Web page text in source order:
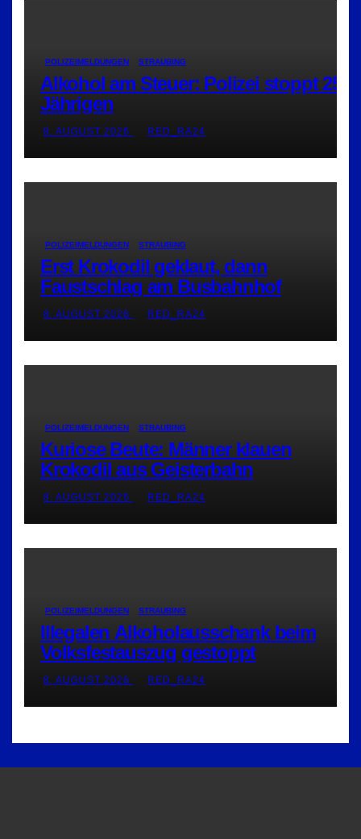
POLIZEIMELDUNGEN STRAUBING
Alkohol am Steuer: Polizei stoppt 25-
Jährigen
8. AUGUST 2026 RED_RA24
POLIZEIMELDUNGEN STRAUBING
Erst Krokodil geklaut, dann
Faustschlag am Busbahnhof
8. AUGUST 2026 RED_RA24
POLIZEIMELDUNGEN STRAUBING
Kuriose Beute: Männer klauen
Krokodil aus Geisterbahn
8. AUGUST 2026 RED_RA24
POLIZEIMELDUNGEN STRAUBING
Illegalen Alkoholausschank beim
Volksfestauszug gestoppt
8. AUGUST 2026 RED_RA24